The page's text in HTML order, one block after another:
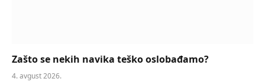
Zašto se nekih navika teško oslobađamo?
4. avgust 2026.